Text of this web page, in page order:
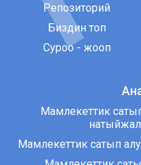
Репозиторий
Биздин топ
Суроо - жооп
Мамлекеттик
Мамлекеттик сатып